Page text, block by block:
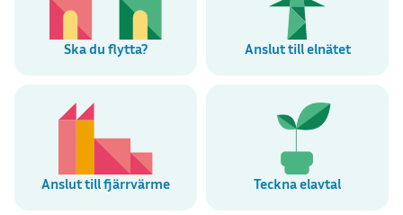
Ska du flytta? Anslut till elnätet
Anslut till fjärrvärme Teckna elavtal